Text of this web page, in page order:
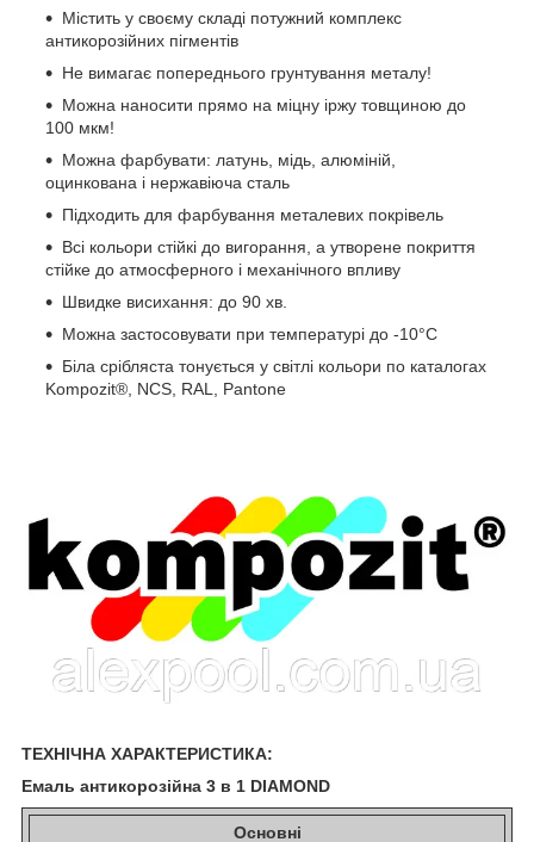
Містить у своєму складі потужний комплекс
антикорозійних пігментів
Не вимагає попереднього грунтування металу!
Можна наносити прямо на міцну іржу товщиною до
100 мкм!
Можна фарбувати: латунь, мідь, алюміній,
оцинкована і нержавіюча сталь
Підходить для фарбування металевих покрівель
Всі кольори стійкі до вигорання, а утворене покриття
стійке до атмосферного і механічного впливу
Швидке висихання: до 90 хв.
Можна застосовувати при температурі до -10°С
Біла срібляста тонується у світлі кольори по каталогах
Kompozit®, NCS, RAL, Pantone
ТЕХНІЧНА ХАРАКТЕРИСТИКА:
Емаль антикорозійна 3 в 1 DIAMOND
Основні